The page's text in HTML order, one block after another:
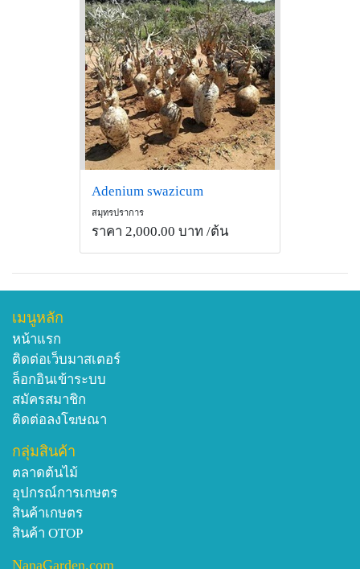
Adenium swazicum
สมุทรปราการ
ราคา 2,000.00 บาท /ต้น
เมนูหลัก
หน้าแรก
ติดต่อเว็บมาสเตอร์
ล็อกอินเข้าระบบ
สมัครสมาชิก
ติดต่อลงโฆษณา
กลุ่มสินค้า
ตลาดต้นไม้
อุปกรณ์การเกษตร
สินค้าเกษตร
สินค้า OTOP
NanaGarden.com